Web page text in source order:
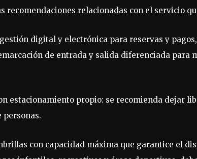
recomendaciones relacionadas con el servicio
digital y electrónica para reservas y
de entrada y salida diferenciada para
estacionamiento propio: se recomienda dejar
personas.
con capacidad máxima que garantice el